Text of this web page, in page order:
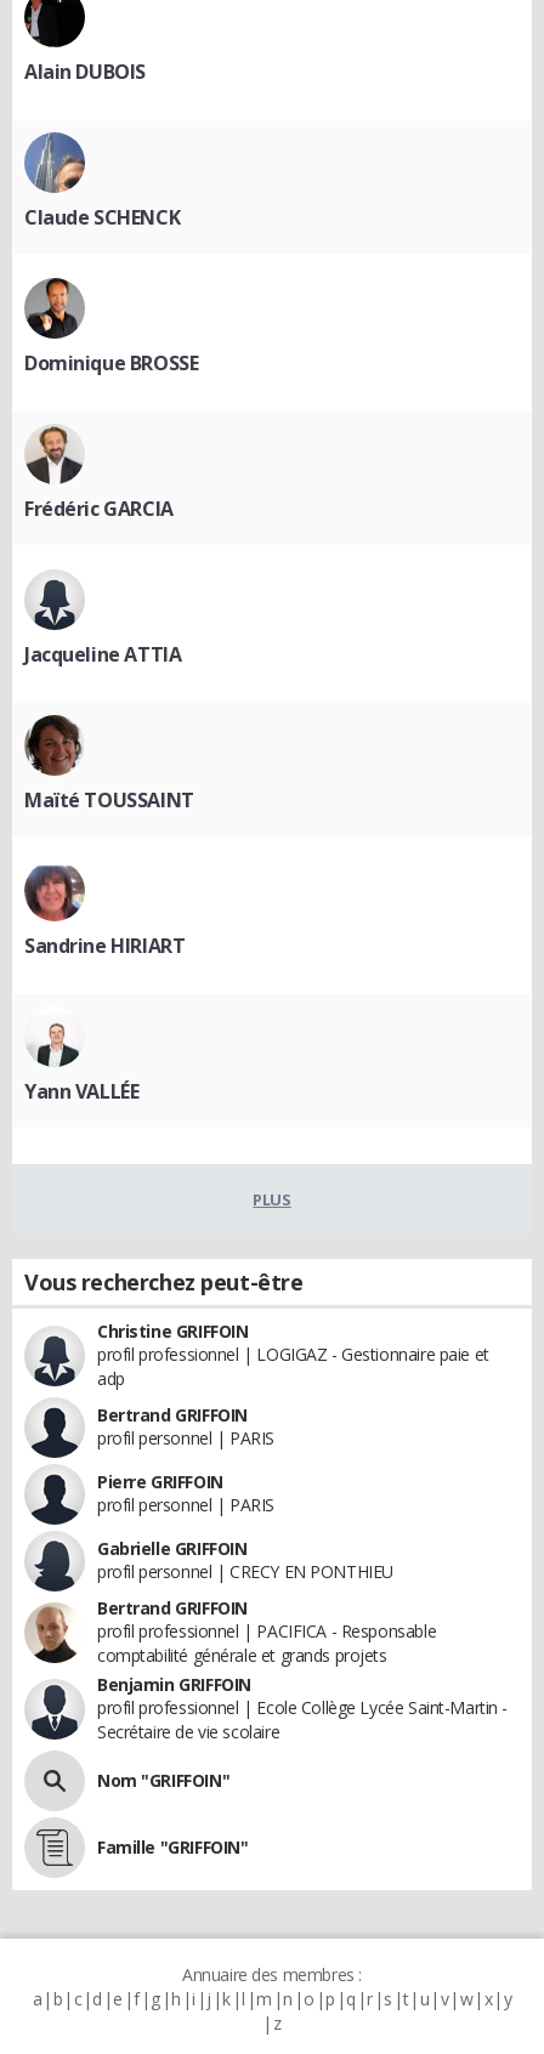
Alain DUBOIS
Claude SCHENCK
Dominique BROSSE
Frédéric GARCIA
Jacqueline ATTIA
Maïté TOUSSAINT
Sandrine HIRIART
Yann VALLÉE
PLUS
Vous recherchez peut-être
Christine GRIFFOIN
profil professionnel | LOGIGAZ - Gestionnaire paie et
adp
Bertrand GRIFFOIN
profil personnel | PARIS
Pierre GRIFFOIN
profil personnel | PARIS
Gabrielle GRIFFOIN
profil personnel | CRECY EN PONTHIEU
Bertrand GRIFFOIN
profil professionnel | PACIFICA - Responsable
comptabilité générale et grands projets
Benjamin GRIFFOIN
profil professionnel | Ecole Collège Lycée Saint-Martin -
Secrétaire de vie scolaire
Nom "GRIFFOIN"
Famille "GRIFFOIN"
Annuaire des membres :
a b c d e f g h i j k l m n o p q r s t u v w x y
z